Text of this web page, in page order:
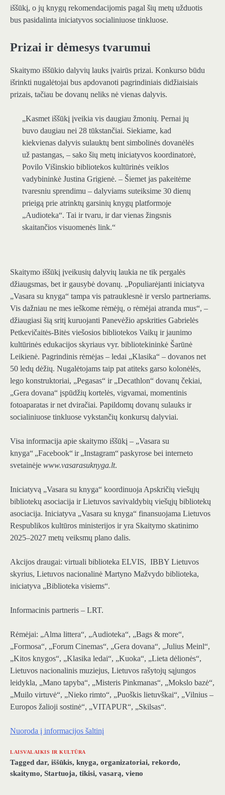
iššūkį, o jų knygų rekomendacijomis pagal šių metų užduotis
bus pasidalinta iniciatyvos socialiniuose tinkluose.
Prizai ir dėmesys tvarumui
Skaitymo iššūkio dalyvių lauks įvairūs prizai. Konkurso būdu
išrinkti nugalėtojai bus apdovanoti pagrindiniais didžiaisiais
prizais, tačiau be dovanų neliks nė vienas dalyvis.
„Kasmet iššūkį įveikia vis daugiau žmonių. Pernai jų
buvo daugiau nei 28 tūkstančiai. Siekiame, kad
kiekvienas dalyvis sulauktų bent simbolinės dovanėlės
už pastangas, – sako šių metų iniciatyvos koordinatorė,
Povilo Višinskio bibliotekos kultūrinės veiklos
vadybininkė Justina Grigienė. – Šiemet jas pakeitėme
tvaresniu sprendimu – dalyviams suteiksime 30 dienų
prieigą prie atrinktų garsinių knygų platformoje
„Audioteka“. Tai ir tvaru, ir dar vienas žingsnis
skaitančios visuomenės link.“
Skaitymo iššūkį įveikusių dalyvių laukia ne tik pergalės
džiaugsmas, bet ir gausybė dovanų. „Populiarėjanti iniciatyva
„Vasara su knyga“ tampa vis patrauklesnė ir verslo partneriams.
Vis dažniau ne mes ieškome rėmėjų, o rėmėjai atranda mus“, –
džiaugiasi šią sritį kuruojanti Panevėžio apskrities Gabrielės
Petkevičaitės-Bitės viešosios bibliotekos Vaikų ir jaunimo
kultūrinės edukacijos skyriaus vyr. bibliotekininkė Šarūnė
Leikienė. Pagrindinis rėmėjas – ledai „Klasika“ – dovanos net
50 ledų dėžių. Nugalėtojams taip pat atiteks garso kolonėlės,
lego konstruktoriai, „Pegasas“ ir „Decathlon“ dovanų čekiai,
„Gera dovana“ įspūdžių kortelės, vigvamai, momentinis
fotoaparatas ir net dviračiai. Papildomų dovanų sulauks ir
socialiniuose tinkluose vykstančių konkursų dalyviai.
Visa informacija apie skaitymo iššūkį – „Vasara su
knyga“ „Facebook“ ir „Instagram“ paskyrose bei interneto
svetainėje www.vasarasuknyga.lt.
Iniciatyvą „Vasara su knyga“ koordinuoja Apskričių viešųjų
bibliotekų asociacija ir Lietuvos savivaldybių viešųjų bibliotekų
asociacija. Iniciatyva „Vasara su knyga“ finansuojama Lietuvos
Respublikos kultūros ministerijos ir yra Skaitymo skatinimo
2025–2027 metų veiksmų plano dalis.
Akcijos draugai: virtuali biblioteka ELVIS, IBBY Lietuvos
skyrius, Lietuvos nacionalinė Martyno Mažvydo biblioteka,
iniciatyva „Biblioteka visiems“.
Informacinis partneris – LRT.
Rėmėjai: „Alma littera“, „Audioteka“, „Bags & more“,
„Formosa“, „Forum Cinemas“, „Gera dovana“, „Julius Meinl“,
„Kitos knygos“, „Klasika ledai“, „Kuoka“, „Lieta dėlionės“,
Lietuvos nacionalinis muziejus, Lietuvos rašytojų sąjungos
leidykla, „Mano tapyba“, „Misteris Pinkmanas“, „Mokslo bazė“,
„Muilo virtuvė“, „Nieko rimto“, „Puoškis lietuvškai“, „Vilnius –
Europos žalioji sostinė“, „VITAPUR“, „Skilsas“.
Nuoroda į informacijos šaltinį
LAISVALAIKIS IR KULTŪRA
Tagged dar, iššūkis, knyga, organizatoriai, rekordo,
skaitymo, Startuoja, tikisi, vasarą, vieno